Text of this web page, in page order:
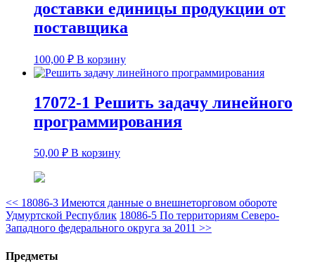
доставки единицы продукции от
поставщика
100,00 ₽ В корзину
17072-1 Решить задачу линейного
программирования
50,00 ₽ В корзину
<< 18086-3 Имеются данные о внешнеторговом обороте
Удмуртской Республик 18086-5 По территориям Северо-
Западного федерального округа за 2011 >>
Предметы